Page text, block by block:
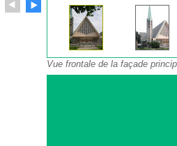
Vue frontale de la façade